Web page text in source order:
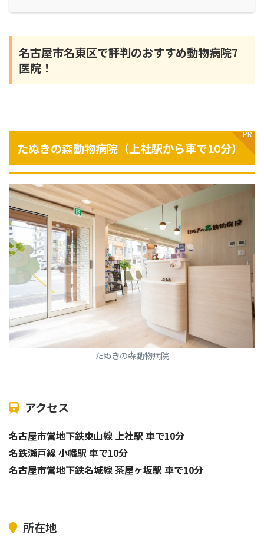
名古屋市名東区で評判のおすすめ動物病院7
医院！
たぬきの森動物病院（上社駅から車で10分）
たぬきの森動物病院
アクセス
名古屋市営地下鉄東山線 上社駅 車で10分
名鉄瀬戸線 小幡駅 車で10分
名古屋市営地下鉄名城線 茶屋ヶ坂駅 車で10分
所在地